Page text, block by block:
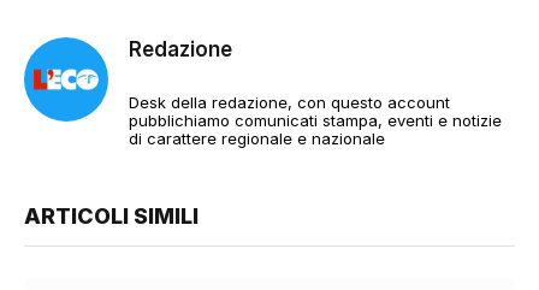
Redazione
Desk della redazione, con questo account
pubblichiamo comunicati stampa, eventi e notizie
di carattere regionale e nazionale
ARTICOLI SIMILI